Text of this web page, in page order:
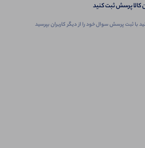
کالا پرسش ثبت کنید
با ثبت پرسش سوال خود را از دیگر کاربران بپرسید